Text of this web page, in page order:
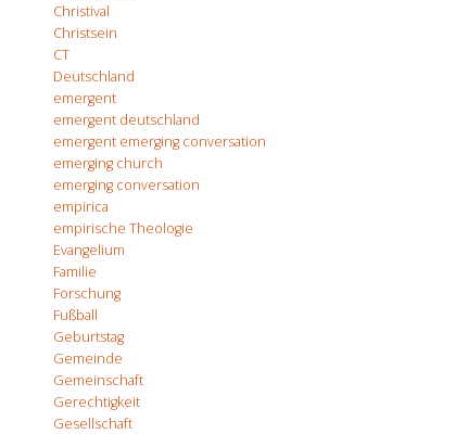
Christival
Christsein
CT
Deutschland
emergent
emergent deutschland
emergent emerging conversation
emerging church
emerging conversation
empirica
empirische Theologie
Evangelium
Familie
Forschung
Fußball
Geburtstag
Gemeinde
Gemeinschaft
Gerechtigkeit
Gesellschaft